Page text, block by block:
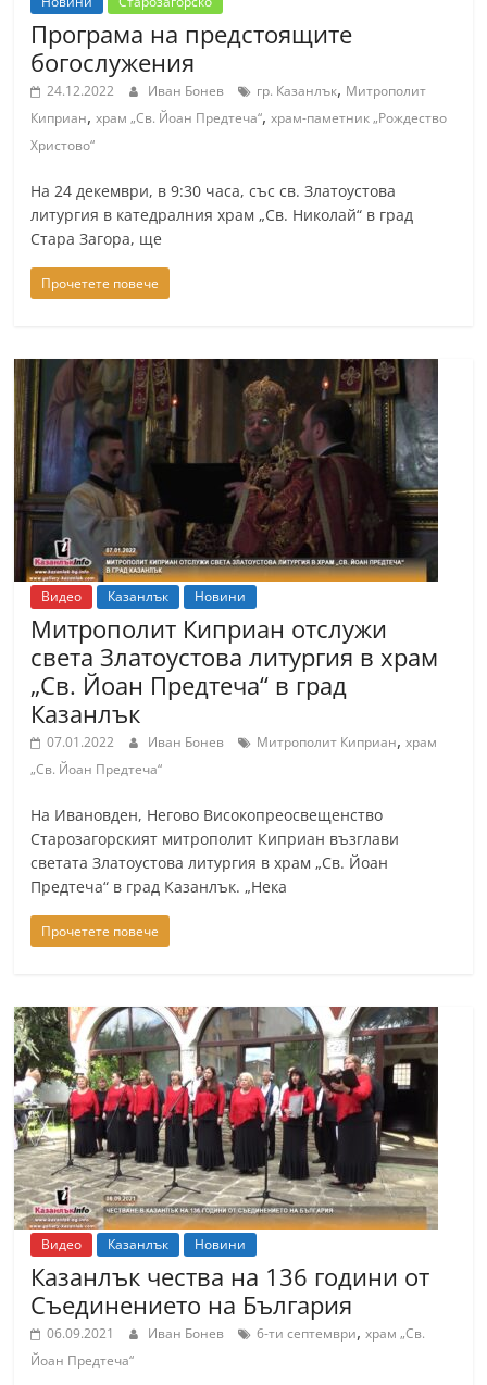
-
k
a
z
a
l
a
k
.
m
Програма на предстоящите
богослужения
24.12.2022 Иван Бонев гр. Казанлък, Митрополит
Киприан,храм „Св. Йоан Предтеча“,храм-паметник „Рождество
Христово“
На 24 декември, в 9:30 часа, със св. Златоустова
литургия в катедралния храм „Св. Николай“ в град
Стара Загора, ще
Прочетете повече
Видео Казанлък Новини
Митрополит Киприан отслужи
света Златоустова литургия в храм
„Св. Йоан Предтеча“ в град
Казанлък
07.01.2022 Иван Бонев Митрополит Киприан,храм
„Св. Йоан Предтеча“
На Ивановден, Негово Високопреосвещенство
Старозагорският митрополит Киприан възглави
светата Златоустова литургия в храм „Св. Йоан
Предтеча“ в град Казанлък. „Нека
Прочетете повече
Видео Казанлък Новини
Казанлък чества на 136 години от
Съединението на България
06.09.2021 Иван Бонев 6-ти септември,храм „Св.
Йоан Предтеча“